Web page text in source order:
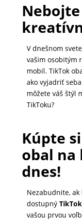
DIELŇA
ZÁHRADA
V dnešnom
vašim osobitým
mobil. TikTok
ako vyjadriť
môžete váš štýl
TikToku?
Kúpte
obal na
dnes!
Nezabudnite,
dostupný
vašou prvou